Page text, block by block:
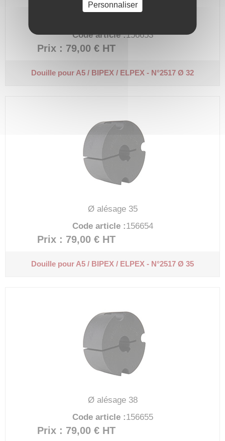
Code article :156653
Prix : 79,00 € HT
Douille pour A5 / BIPEX / ELPEX - N°2517 Ø 32
Ø alésage 35
Code article :156654
Prix : 79,00 € HT
Douille pour A5 / BIPEX / ELPEX - N°2517 Ø 35
Ø alésage 38
Code article :156655
Prix : 79,00 € HT
Personnaliser